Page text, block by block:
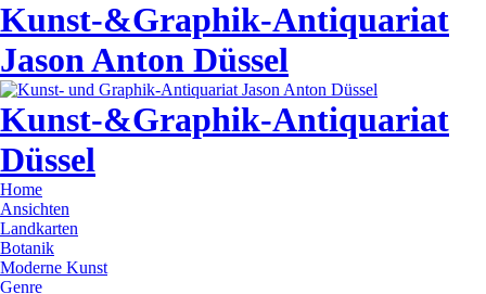
Kunst-&Graphik-Antiquariat
Jason Anton Düssel
Kunst-&Graphik-Antiquariat
Düssel
Home
Ansichten
Landkarten
Botanik
Moderne Kunst
Genre